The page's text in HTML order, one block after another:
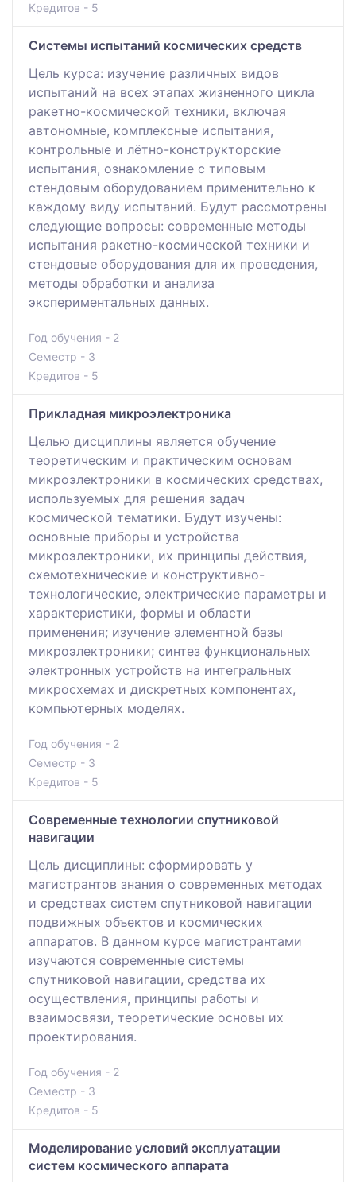
Кредитов - 5
Системы испытаний космических средств
Цель курса: изучение различных видов
испытаний на всех этапах жизненного цикла
ракетно-космической техники, включая
автономные, комплексные испытания,
контрольные и лётно-конструкторские
испытания, ознакомление с типовым
стендовым оборудованием применительно к
каждому виду испытаний. Будут рассмотрены
следующие вопросы: современные методы
испытания ракетно-космической техники и
стендовые оборудования для их проведения,
методы обработки и анализа
экспериментальных данных.
Год обучения - 2
Семестр - 3
Кредитов - 5
Прикладная микроэлектроника
Целью дисциплины является обучение
теоретическим и практическим основам
микроэлектроники в космических средствах,
используемых для решения задач
космической тематики. Будут изучены:
основные приборы и устройства
микроэлектроники, их принципы действия,
схемотехнические и конструктивно-
технологические, электрические параметры и
характеристики, формы и области
применения; изучение элементной базы
микроэлектроники; синтез функциональных
электронных устройств на интегральных
микросхемах и дискретных компонентах,
компьютерных моделях.
Год обучения - 2
Семестр - 3
Кредитов - 5
Современные технологии спутниковой
навигации
Цель дисциплины: сформировать у
магистрантов знания о современных методах
и средствах систем спутниковой навигации
подвижных объектов и космических
аппаратов. В данном курсе магистрантами
изучаются современные системы
спутниковой навигации, средства их
осуществления, принципы работы и
взаимосвязи, теоретические основы их
проектирования.
Год обучения - 2
Семестр - 3
Кредитов - 5
Моделирование условий эксплуатации
систем космического аппарата